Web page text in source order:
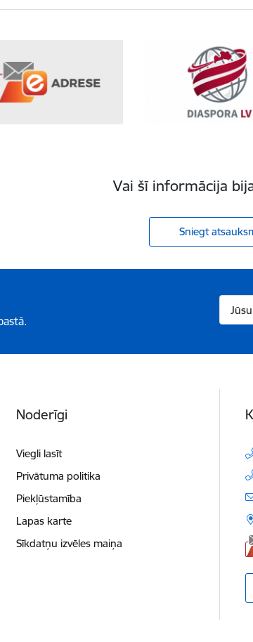
Vai šī informācija
Sniegt
Noderīgi
Viegli lasīt
Privātuma politika
Piekļūstamība
Lapas karte
Sīkdatņu izvēles maiņa